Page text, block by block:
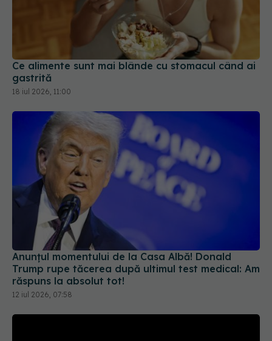
Ce alimente sunt mai blânde cu stomacul când ai
gastrită
18 iul 2026, 11:00
Anunțul momentului de la Casa Albă! Donald
Trump rupe tăcerea după ultimul test medical: Am
răspuns la absolut tot!
12 iul 2026, 07:58